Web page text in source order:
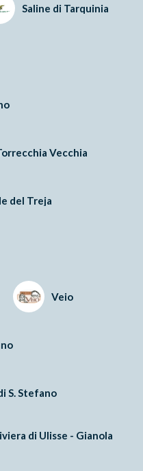
Saline di Tarquinia
Vecchia
del Treja
Veio
S. Stefano
di Ulisse - Gianola